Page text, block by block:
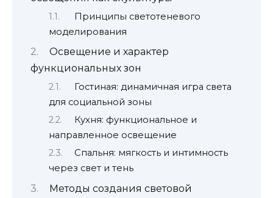
Принципы светотеневого
моделирования
Освещение и характер
функциональных зон
Гостиная: динамичная игра света
для социальной зоны
Кухня: функциональное и
направленное освещение
Спальня: мягкость и интимность
через свет и тень
Методы создания световой